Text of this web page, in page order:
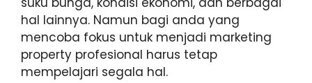
hal lainnya. Namun bagi anda yang
mencoba fokus untuk menjadi marketing
property profesional harus tetap
mempelajari segala hal.